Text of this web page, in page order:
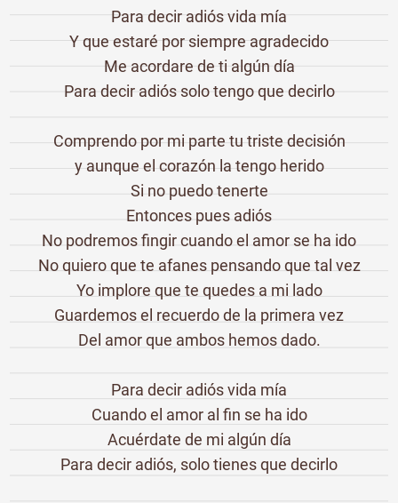
Para decir adiós vida mía
Y que estaré por siempre agradecido
Me acordare de ti algún día
Para decir adiós solo tengo que decirlo
Comprendo por mi parte tu triste decisión
y aunque el corazón la tengo herido
Si no puedo tenerte
Entonces pues adiós
No podremos fingir cuando el amor se ha ido
No quiero que te afanes pensando que tal vez
Yo implore que te quedes a mi lado
Guardemos el recuerdo de la primera vez
Del amor que ambos hemos dado.
Para decir adiós vida mía
Cuando el amor al fin se ha ido
Acuérdate de mi algún día
Para decir adiós, solo tienes que decirlo